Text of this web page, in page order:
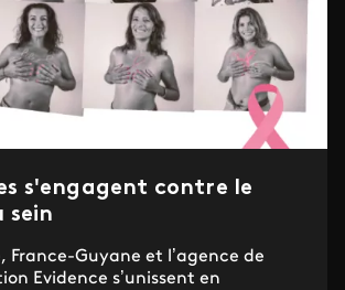
s'engagent contre le
sein
France-Guyane et l’agence de
Evidence s’unissent en